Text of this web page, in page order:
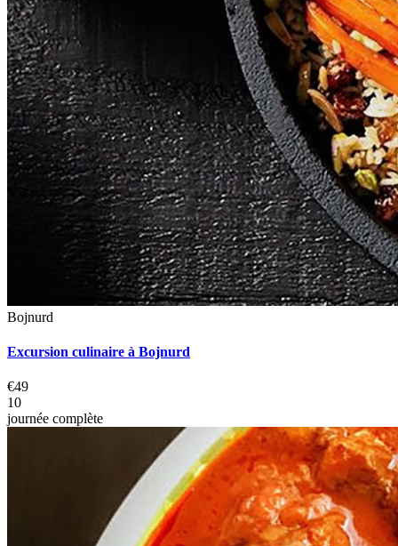
Bojnurd
Excursion culinaire à Bojnurd
€49
10
journée complète